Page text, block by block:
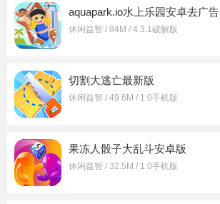
aquapark.io水上乐园安卓去广告
休闲益智 / 84M / 4.3.1破解版
切割大逃亡最新版
休闲益智 / 49.6M / 1.0手机版
果冻人骰子大乱斗安卓版
休闲益智 / 32.5M / 1.0手机版